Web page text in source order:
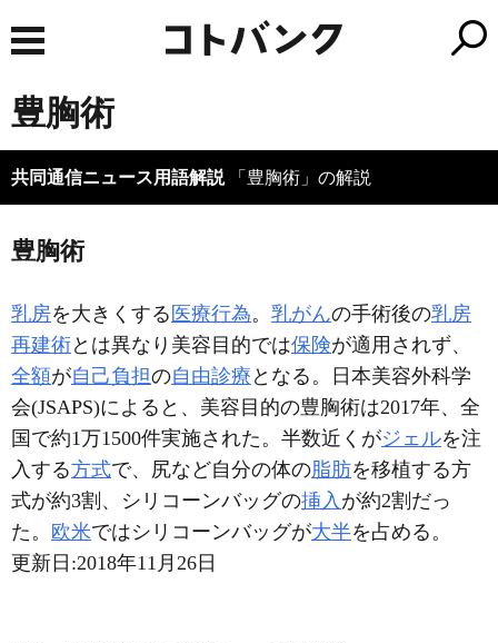
豊胸術
共同通信ニュース用語解説「豊胸術」の解説
豊胸術
乳房を大きくする 医療行為。 乳がんの手術後の乳房
再建術とは異なり美容目的では保険が適用されず、
全額が自己負担の自由診療 となる。日本美容外科学
会(JSAPS)によると、美容目的の豊胸術は2017年、全
国で約1万1500件実施された。半数近くがジェルを注
入する方式で、尻など自分の体の脂肪を移植する方
式が約3割、シリコーンバッグの挿入 が約2割だっ
た。 欧米ではシリコーンバッグが大半を占める。
更新日:2018年11月26日